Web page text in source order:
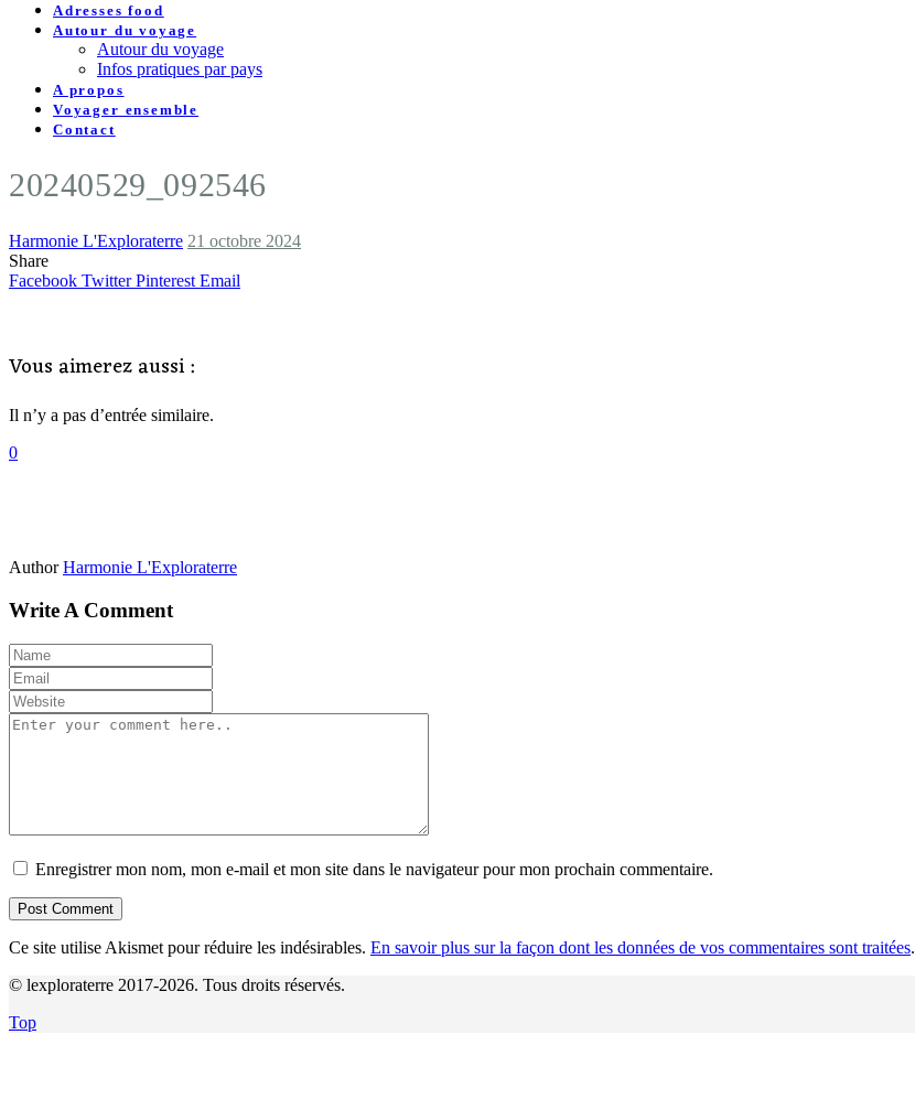
Adresses food
Autour du voyage
Autour du voyage
Infos pratiques par pays
A propos
Voyager ensemble
Contact
20240529_092546
Harmonie L'Exploraterre 21 octobre 2024
Share
Facebook Twitter Pinterest Email
Vous aimerez aussi :
Il n’y a pas d’entrée similaire.
0
Author Harmonie L'Exploraterre
Write A Comment
Enregistrer mon nom, mon e-mail et mon site dans le navigateur pour mon prochain commentaire.
Ce site utilise Akismet pour réduire les indésirables. En savoir plus sur la façon dont les données de vos commentaires sont traitées.
© lexploraterre 2017-2026. Tous droits réservés.
Top